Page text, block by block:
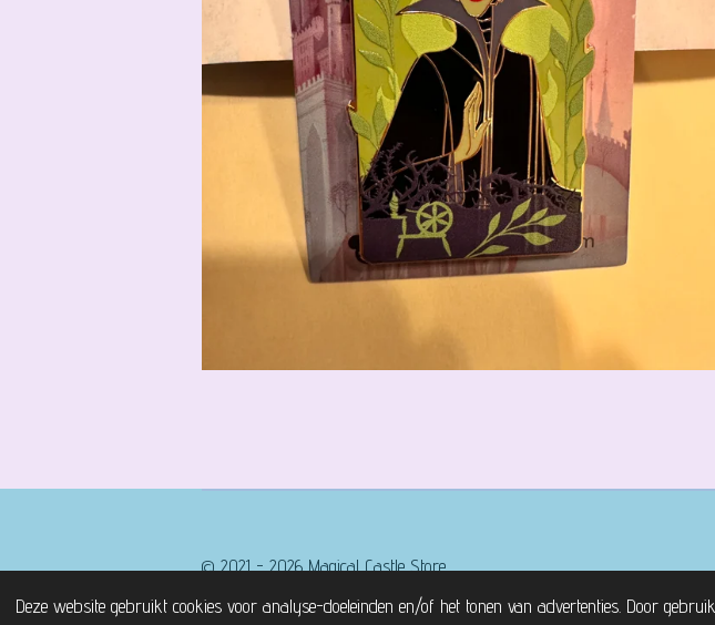
Deze website gebruikt cookies voor analyse-doeleinden en/of het tonen van advertenties. Door
© 2021 - 2026 Magical Castle Store